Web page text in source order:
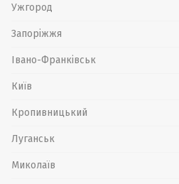
Ужгород
Запоріжжя
Івано-Франківськ
Київ
Кропивницький
Луганськ
Миколаїв